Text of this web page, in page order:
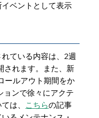
イベントとして表示
ている内容は、2週
されます。また、新
ールアウト期間をか
ョンで徐々にアクテ
は、 こちらの記事